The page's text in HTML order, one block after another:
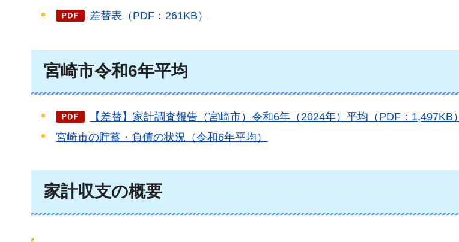
差替表（PDF：261KB）
宮崎市令和6年平均
【差替】家計調査報告（宮崎市）令和6年（2024年）平均（PDF：1,497KB）
宮崎市の貯蓄・負債の状況（令和6年平均）
家計収支の概要